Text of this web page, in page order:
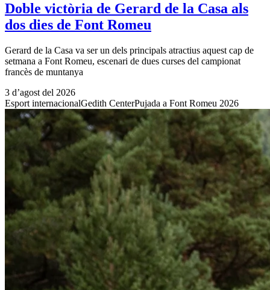
Doble victòria de Gerard de la Casa als
dos dies de Font Romeu
Gerard de la Casa va ser un dels principals atractius aquest cap de
setmana a Font Romeu, escenari de dues curses del campionat
francès de muntanya
3 d’agost del 2026
Esport internacionalGedith CenterPujada a Font Romeu 2026